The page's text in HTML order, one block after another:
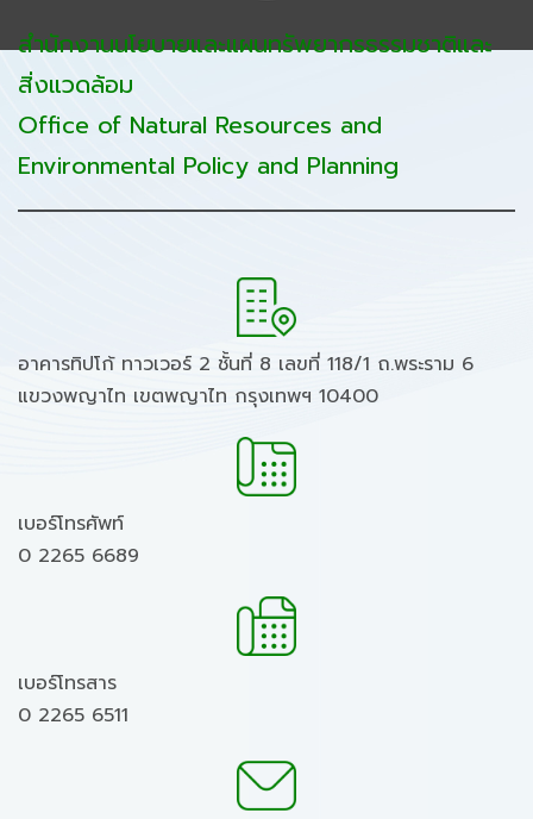
สำนักงานนโยบายและแผนทรัพยากรธรรมชาติและ
สิ่งแวดล้อม
Office of Natural Resources and
Environmental Policy and Planning
อาคารทิปโก้ ทาวเวอร์ 2 ชั้นที่ 8 เลขที่ 118/1 ถ.พระราม 6
แขวงพญาไท เขตพญาไท กรุงเทพฯ 10400
เบอร์โทรศัพท์
0 2265 6689
เบอร์โทรสาร
0 2265 6511